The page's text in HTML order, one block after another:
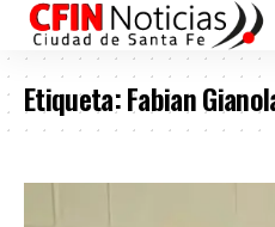
Etiqueta:Fabian